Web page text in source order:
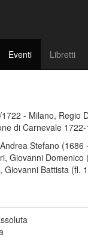
Eventi Libretti
- Milano, Regio
di Carnevale
Stefano (1686
Giovanni
Giovanni Battista (fl.